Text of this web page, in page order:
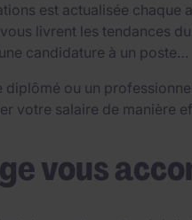
est actualisée
livrent les tendances
candidature à un poste…
diplômé ou un
votre salaire de manière
vous